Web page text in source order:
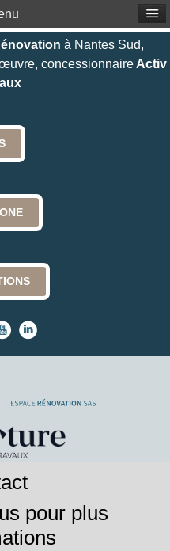
à Nantes Sud,
concessionnaire Activ
pour plus